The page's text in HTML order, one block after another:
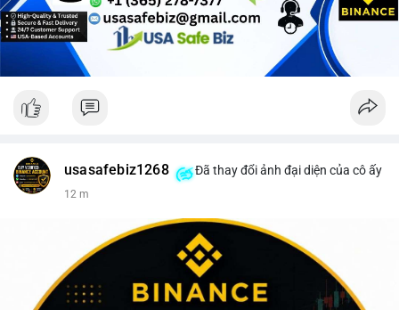
Lời khuyên cho nhà đầu tư nhỏ lẻ: Theo dõi sát điểm đến của
dòng tiền này trong 24-48 giờ tới. Nếu BTC được nạp lên sàn
giao dịch, hãy thận trọng với khả năng điều chỉnh giá và cân
nhắc chốt lời một phần. Ngược lại, nếu dòng tiền chuyển vào ví
#152dot5btc
usasafebiz1268 Đã thay đổi ảnh đại diện của cô ấy
12 m